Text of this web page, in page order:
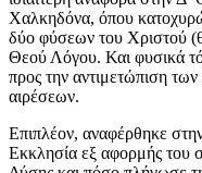
Χαλκηδόνα, όπου
δύο φύσεων του Χριστού
Θεού Λόγου. Και φυσικά
προς την αντιμετώπιση
αιρέσεων.
Επιπλέον, αναφέρθηκε
Εκκλησία εξ αφορμής του